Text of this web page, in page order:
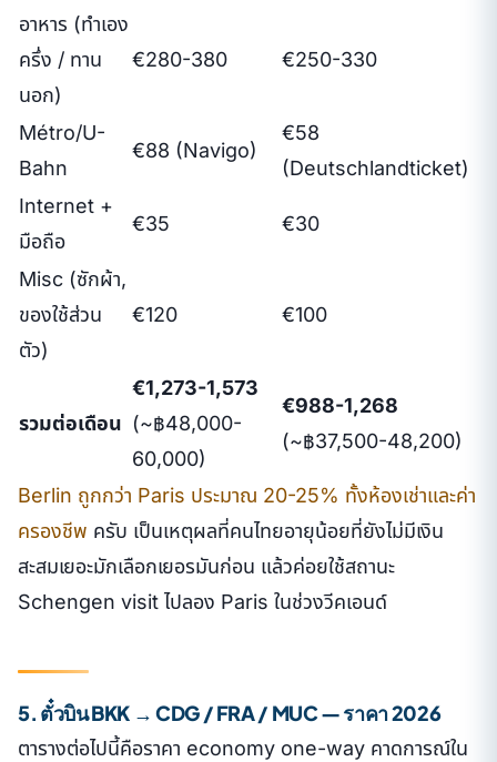
อาหาร (ทำเอง
ครึ่ง / ทาน
นอก)
€280-380 €250-330
Métro/U-
Bahn
€88 (Navigo)
€58
(Deutschlandticket)
Internet +
มือถือ
€35 €30
Misc (ซักผ้า,
ของใช้ส่วน
ตัว)
€120 €100
รวมต่อเดือน
€1,273-1,573
(~฿48,000-
60,000)
€988-1,268
(~฿37,500-48,200)
Berlin ถูกกว่า Paris ประมาณ 20-25% ทั้งห้องเช่าและค่า
ครองชีพ ครับ เป็นเหตุผลที่คนไทยอายุน้อยที่ยังไม่มีเงิน
สะสมเยอะมักเลือกเยอรมันก่อน แล้วค่อยใช้สถานะ
Schengen visit ไปลอง Paris ในช่วงวีคเอนด์
5. ตั๋วบิน BKK → CDG / FRA / MUC — ราคา 2026
ตารางต่อไปนี้คือราคา economy one-way คาดการณ์ใน